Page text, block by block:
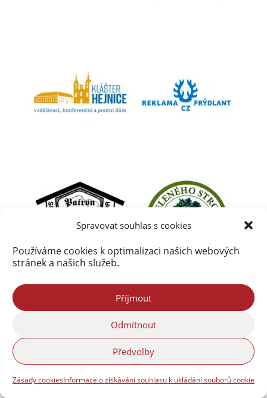
Spravovat souhlas s cookies
Používáme cookies k optimalizaci našich webových
stránek a našich služeb.
Příjmout
Odmítnout
Předvolby
Zásady cookiesInformace o získávání souhlasu k ukládání souborů cookie